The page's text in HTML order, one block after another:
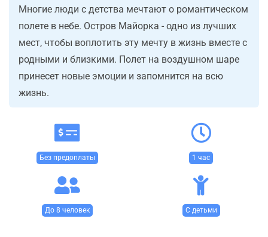
Многие люди с детства мечтают о романтическом
полете в небе. Остров Майорка - одно из лучших
мест, чтобы воплотить эту мечту в жизнь вместе с
родными и близкими. Полет на воздушном шаре
принесет новые эмоции и запомнится на всю
жизнь.
Без предоплаты 1 час
До 8 человек С детьми